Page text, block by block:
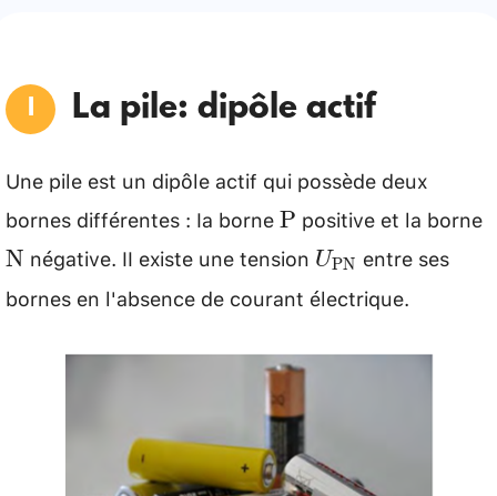
La pile: dipôle actif
Une pile est un dipôle actif qui possède deux
bornes différentes : Ia borne\mathrm{P}
P positive et la borne
N négative. II existe une tension UPN entre ses
bornes en l'absence de courant électrique.